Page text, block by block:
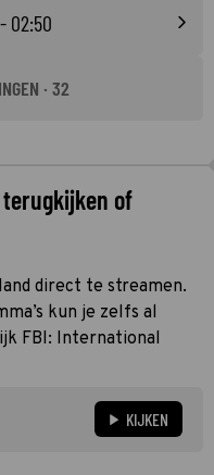
02:50
· 32
of
direct te streamen.
kun je zelfs al
FBI: International
KIJKEN